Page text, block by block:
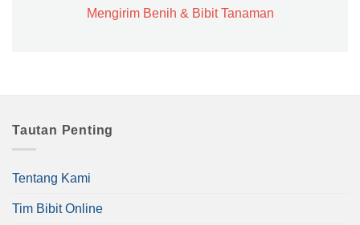
Mengirim Benih & Bibit Tanaman
Tautan Penting
Tentang Kami
Tim Bibit Online